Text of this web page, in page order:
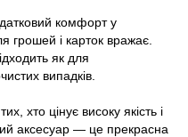
комфорт у
грошей і карток вражає.
як для
випадків.
хто цінує високу якість і
аксесуар — це прекрасна